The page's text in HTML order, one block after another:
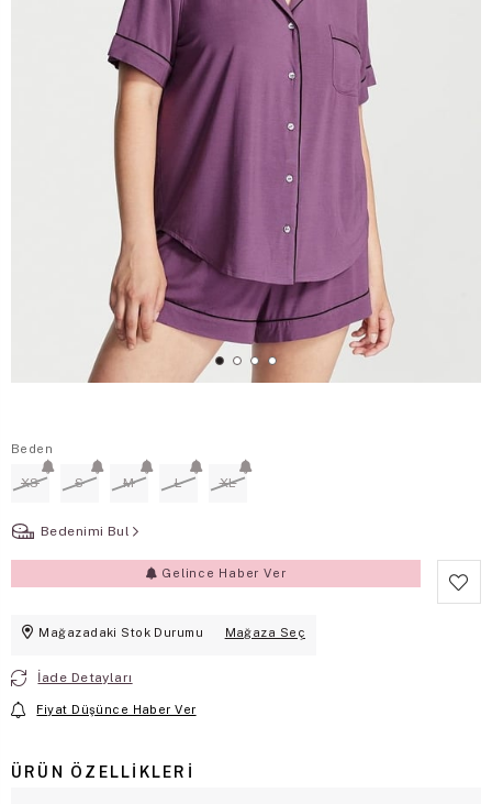
Beden
XS S M L XL
Bedenimi Bul
Gelince Haber Ver
Mağazadaki Stok Durumu Mağaza Seç
İade Detayları
Fiyat Düşünce Haber Ver
ÜRÜN ÖZELLIKLERI